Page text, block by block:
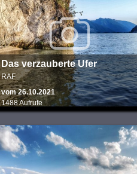
Das verzauberte Ufer
RAF
vom 26.10.2021
1488 Aufrufe